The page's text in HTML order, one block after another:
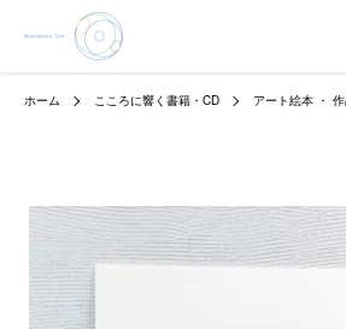
ホーム こころに響く書籍・CD アート絵本 ・